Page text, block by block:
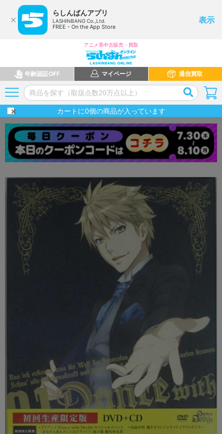
らしんばんアプリ
LASHINBANG Co.,Ltd.
FREE - On the App Store
表示
アニメ系中古販売・買取
年齢認証OFF マイページ 通信買取
カートに0個の商品が入っています